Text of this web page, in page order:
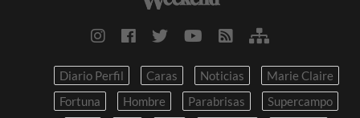
Diario Perfil Caras Noticias
Marie Claire
Fortuna
Hombre Parabrisas
Supercampo